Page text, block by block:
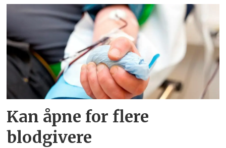
Kan åpne for flere
blodgivere